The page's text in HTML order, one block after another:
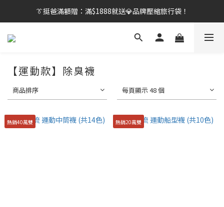
👔挺爸行動：全館襪款【最低$149起】✨立即下單！
👔挺爸滿額贈：滿$1888就送💎品牌壓縮旅行袋！
【刷卡/電子支付限定】下單送✨WARX品牌質感杯袋！
【運動款】除臭襪
商品排序 每頁顯示 48 個
熱銷40萬雙 熱銷20萬雙